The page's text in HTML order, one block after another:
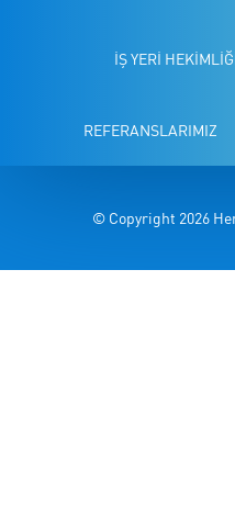
İŞ YERİ
REFERANSLARIMIZ
© Copyright 2026